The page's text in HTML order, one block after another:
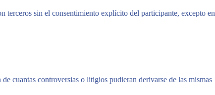
terceros sin el consentimiento explícito del participante, excepto en
cuantas controversias o litigios pudieran derivarse de las mismas